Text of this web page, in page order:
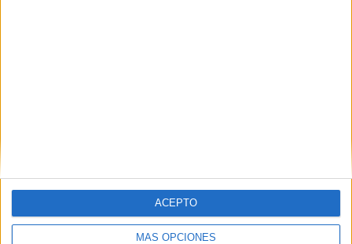
MÁS OPCIONES
ACEPTO